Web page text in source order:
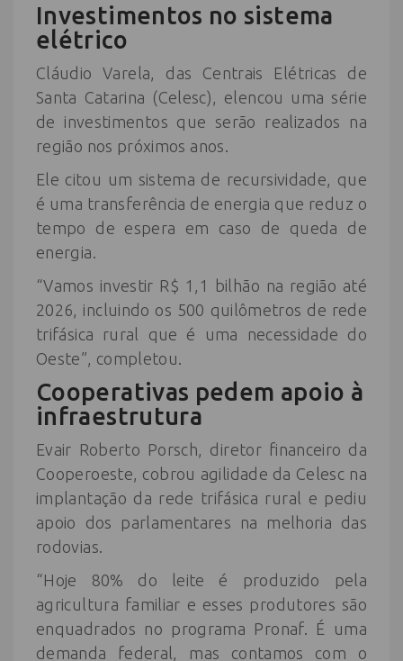
Investimentos no sistema
elétrico
Cláudio Varela, das Centrais Elétricas de
Santa Catarina (Celesc), elencou uma série
de investimentos que serão realizados na
região nos próximos anos.
Ele citou um sistema de recursividade, que
é uma transferência de energia que reduz o
tempo de espera em caso de queda de
energia.
“Vamos investir R$ 1,1 bilhão na região até
2026, incluindo os 500 quilômetros de rede
trifásica rural que é uma necessidade do
Oeste”, completou.
Cooperativas pedem apoio à
infraestrutura
Evair Roberto Porsch, diretor financeiro da
Cooperoeste, cobrou agilidade da Celesc na
implantação da rede trifásica rural e pediu
apoio dos parlamentares na melhoria das
rodovias.
“Hoje 80% do leite é produzido pela
agricultura familiar e esses produtores são
enquadrados no programa Pronaf. É uma
demanda federal, mas contamos com o